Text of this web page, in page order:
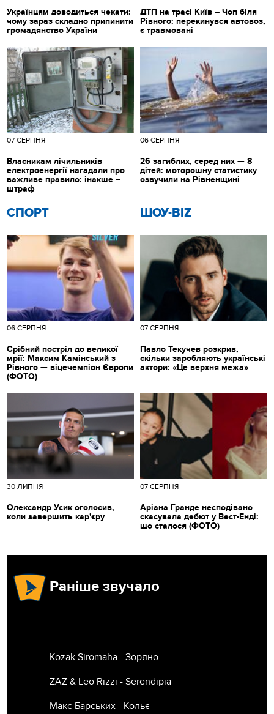
Українцям доводиться чекати:
чому зараз складно припинити
громадянство України
ДТП на трасі Київ – Чоп біля
Рівного: перекинувся автовоз,
є травмовані
СПОРТ
06 СЕРПНЯ
Срібний постріл до великої
мрії: Максим Камінський з
Рівного — віцечемпіон Європи
(ФОТО)
ШОУ-BIZ
07 СЕРПНЯ
Павло Текучев розкрив,
скільки заробляють українські
актори: «Це верхня межа»
07 СЕРПНЯ
Власникам лічильників
електроенергії нагадали про
важливе правило: інакше –
штраф
06 СЕРПНЯ
26 загиблих, серед них — 8
дітей: моторошну статистику
озвучили на Рівненщині
30 ЛИПНЯ
Олександр Усик оголосив,
коли завершить кар'єру
07 СЕРПНЯ
Аріана Гранде несподівано
скасувала дебют у Вест-Енді:
що сталося (ФОТО)
Раніше звучало
Kozak Siromaha - Зоряно
ZAZ & Leo Rizzi - Serendipia
Макс Барських - Кольє